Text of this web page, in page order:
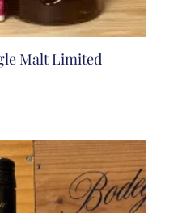
Malt Limited